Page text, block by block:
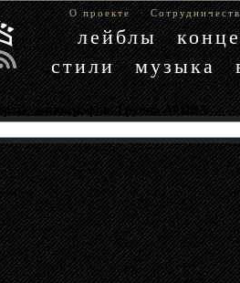
О проекте
лейблы
стили
музыка
дискография. Группа AEDRA